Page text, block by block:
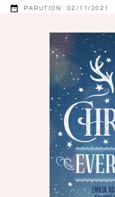
date_range PARUTION : 02/11/2021